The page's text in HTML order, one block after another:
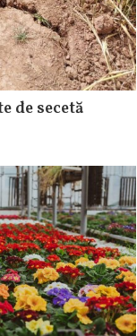
de secetă